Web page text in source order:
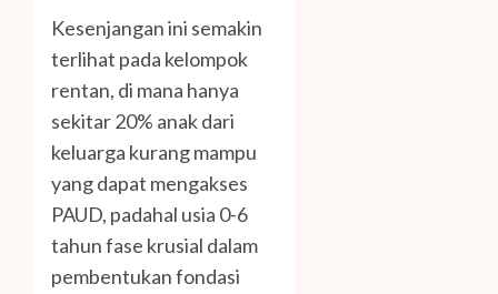
Kesenjangan ini semakin
terlihat pada kelompok
rentan, di mana hanya
sekitar 20% anak dari
keluarga kurang mampu
yang dapat mengakses
PAUD, padahal usia 0-6
tahun fase krusial dalam
pembentukan fondasi